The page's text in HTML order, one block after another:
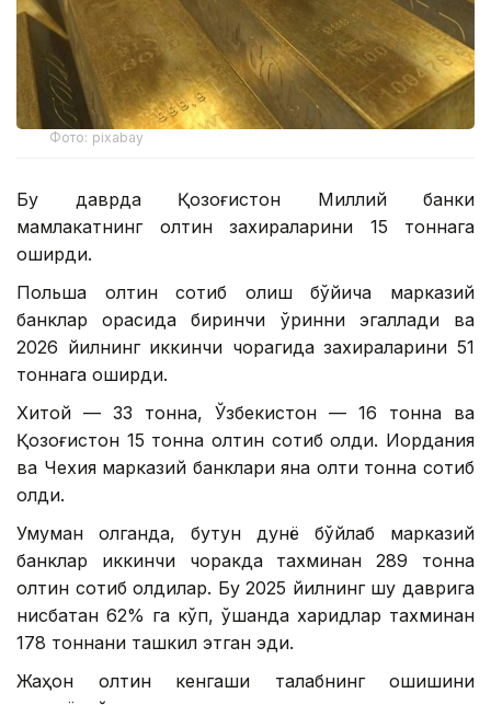
Фото: pixabay
Бу даврда Қозоғистон Миллий банки
мамлакатнинг олтин захираларини 15 тоннага
оширди.
Польша олтин сотиб олиш бўйича марказий
банклар орасида биринчи ўринни эгаллади ва
2026 йилнинг иккинчи чорагида захираларини 51
тоннага оширди.
Хитой — 33 тонна, Ўзбекистон — 16 тонна ва
Қозоғистон 15 тонна олтин сотиб олди. Иордания
ва Чехия марказий банклари яна олти тонна сотиб
олди.
Умуман олганда, бутун дунё бўйлаб марказий
банклар иккинчи чоракда тахминан 289 тонна
олтин сотиб олдилар. Бу 2025 йилнинг шу даврига
нисбатан 62% га кўп, ўшанда харидлар тахминан
178 тоннани ташкил этган эди.
Жаҳон олтин кенгаши талабнинг ошишини